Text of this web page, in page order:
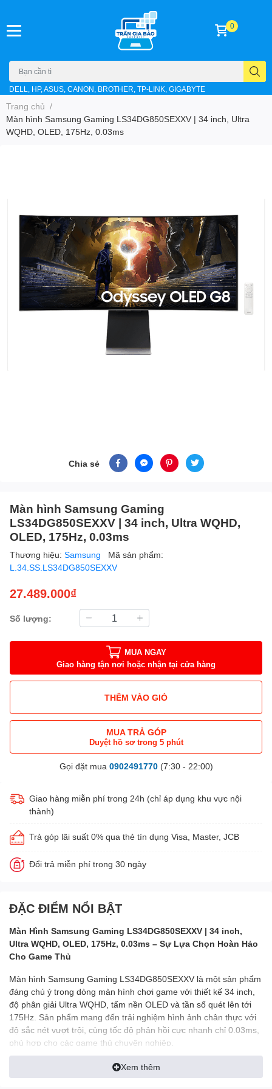
DELL, HP, ASUS, CANON, BROTHER, TP-LINK, GIGABYTE
0
Trang chủ /
Màn hình Samsung Gaming LS34DG850SEXXV | 34 inch, Ultra
WQHD, OLED, 175Hz, 0.03ms
Chia sẻ
Màn hình Samsung Gaming
LS34DG850SEXXV | 34 inch, Ultra WQHD,
OLED, 175Hz, 0.03ms
Thương hiệu: Samsung
Mã sản phẩm:
L.34.SS.LS34DG850SEXXV
27.489.000₫
Số lượng:
MUA NGAY
Giao hàng tận nơi hoặc nhận tại cửa hàng
THÊM VÀO GIỎ
MUA TRẢ GÓP
Duyệt hồ sơ trong 5 phút
Gọi đặt mua 0902491770(7:30 - 22:00)
Giao hàng miễn phí trong 24h (chỉ áp dụng khu vực nội
thành)
Trả góp lãi suất 0% qua thẻ tín dụng Visa, Master, JCB
Đổi trả miễn phí trong 30 ngày
ĐẶC ĐIỂM NỔI BẬT
Màn Hình Samsung Gaming LS34DG850SEXXV | 34 inch,
Ultra WQHD, OLED, 175Hz, 0.03ms – Sự Lựa Chọn Hoàn Hảo
Cho Game Thủ
Màn hình Samsung Gaming LS34DG850SEXXV là một sản phẩm
đáng chú ý trong dòng màn hình chơi game với thiết kế 34 inch,
độ phân giải Ultra WQHD, tấm nền OLED và tần số quét lên tới
175Hz. Sản phẩm mang đến trải nghiệm hình ảnh chân thực với
độ sắc nét vượt trội, cùng tốc độ phản hồi cực nhanh chỉ 0.03ms,
phù hợp cho các game thủ chuyên nghiệp.
Tính Năng Nổi Bật Màn Hình Samsung Gaming
LS34DG850SEXXV
Xem thêm